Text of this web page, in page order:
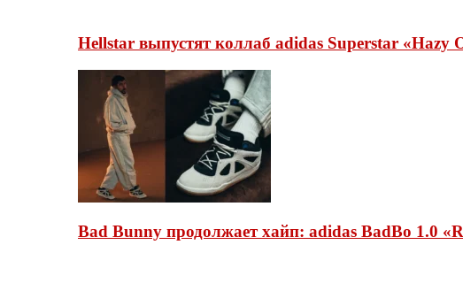
Hellstar выпустят коллаб adidas Superstar «Hazy
Bad Bunny продолжает хайп: adidas BadBo 1.0